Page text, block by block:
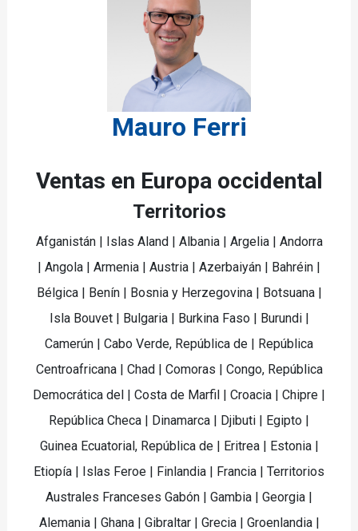
Mauro Ferri
Ventas en Europa occidental
Territorios
Afganistán | Islas Aland | Albania | Argelia | Andorra
| Angola | Armenia | Austria | Azerbaiyán | Bahréin |
Bélgica | Benín | Bosnia y Herzegovina | Botsuana |
Isla Bouvet | Bulgaria | Burkina Faso | Burundi |
Camerún | Cabo Verde, República de | República
Centroafricana | Chad | Comoras | Congo, República
Democrática del | Costa de Marfil | Croacia | Chipre |
República Checa | Dinamarca | Djibuti | Egipto |
Guinea Ecuatorial, República de | Eritrea | Estonia |
Etiopía | Islas Feroe | Finlandia | Francia | Territorios
Australes Franceses Gabón | Gambia | Georgia |
Alemania | Ghana | Gibraltar | Grecia | Groenlandia |